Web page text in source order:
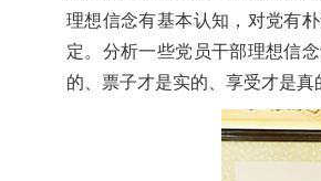
理想信念有基本认知，对党有
定。分析一些党员干部理想信
的、票子才是实的、享受才是